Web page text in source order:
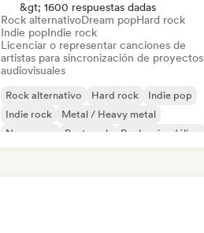
&gt; 1600 respuestas dadas
Rock alternativoDream popHard rock
Indie popIndie rock
Licenciar o representar canciones de
artistas para sincronización de proyectos
audiovisuales
Rock alternativo Hard rock
Indie pop
Indie rock
Metal / Heavy metal
New wave
Post punk Rock psicodélico